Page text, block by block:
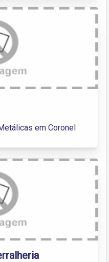
em Coronel